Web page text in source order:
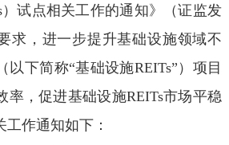
试点相关工作的通知》（证监发
求，进一步提升基础设施领域不
以下简称“基础设施REITs”）项目
率，促进基础设施REITs市场平稳
作通知如下：